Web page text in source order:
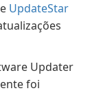
UpdateStar
Updater
foi